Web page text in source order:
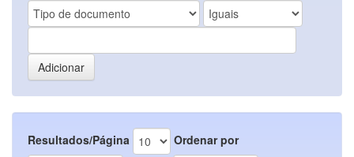
Resultados/Página Ordenar por